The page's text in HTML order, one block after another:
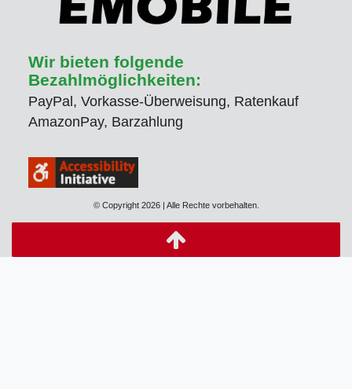
Wir bieten folgende
Bezahlmöglichkeiten:
PayPal, Vorkasse-Überweisung, Ratenkauf
AmazonPay, Barzahlung
© Copyright 2026 | Alle Rechte vorbehalten.